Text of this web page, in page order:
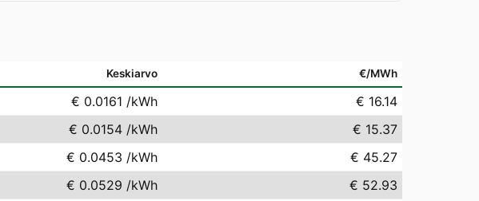
Keskiarvo €/MWh
€ 0.0161 /kWh
€ 16.14
€ 0.0154 /kWh
€ 15.37
€ 0.0453 /kWh
€ 45.27
€ 0.0529 /kWh
€ 52.93